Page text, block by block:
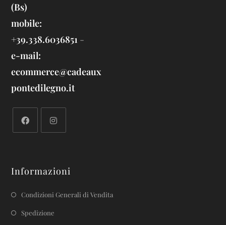
(Bs)
mobile:
+39.338.6036851 -
e-mail:
ecommerce@cadeaux
pontedilegno.it
Informazioni
Condizioni Generali di Vendita
Spedizione